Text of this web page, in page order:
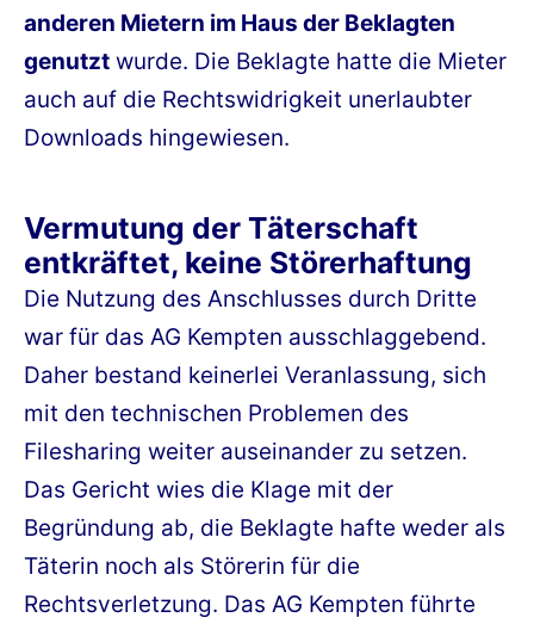
anderen Mietern im Haus der Beklagten
genutzt wurde. Die Beklagte hatte die Mieter
auch auf die Rechtswidrigkeit unerlaubter
Downloads hingewiesen.
Vermutung der Täterschaft
entkräftet, keine Störerhaftung
Die Nutzung des Anschlusses durch Dritte
war für das AG Kempten ausschlaggebend.
Daher bestand keinerlei Veranlassung, sich
mit den technischen Problemen des
Filesharing weiter auseinander zu setzen.
Das Gericht wies die Klage mit der
Begründung ab, die Beklagte hafte weder als
Täterin noch als Störerin für die
Rechtsverletzung. Das AG Kempten führte